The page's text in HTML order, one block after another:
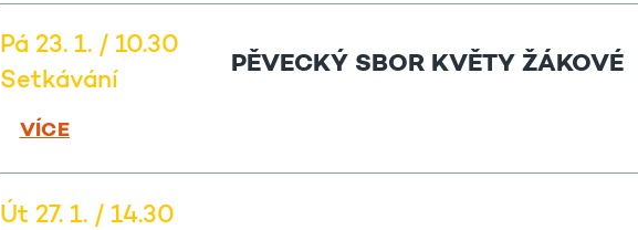
Pá 23. 1. / 10.30
Setkávání
PĚVECKÝ SBOR KVĚTY ŽÁKOVÉ
VÍCE
Út 27. 1. / 14.30